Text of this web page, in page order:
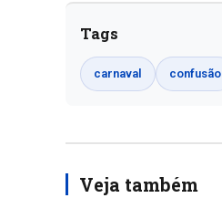
Tags
carnaval confusão
Veja também